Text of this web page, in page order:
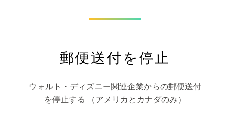
郵便送付を停止
ウォルト・ディズニー関連企業からの郵便送付
を停止する （アメリカとカナダのみ）